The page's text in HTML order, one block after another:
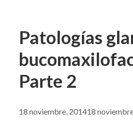
Patologías
Parte 2
18 noviembre, 201418